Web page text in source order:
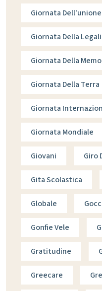
Giornata
Giornata Della
Giornata Della
Giornata Della Terra
Giornata
Giornata Mondiale
Giovani Giro
Gita Scolastica
Globale
Gonfie Vele
Gratitudine
Greecare